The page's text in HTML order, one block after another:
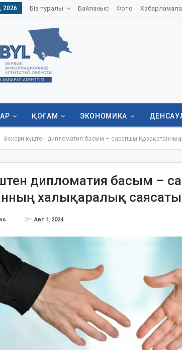
2026 Біз туралы Байланыс Фото
ҚОҒАМ ЭКОНОМИКА
Әскери күштен дипломатия басым – сарапшы Қазақстанның
дипломатия басым –
халықаралық
On Авг 1, 2024